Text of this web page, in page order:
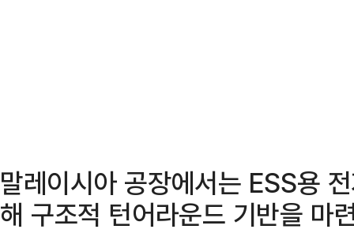
말레이시아 공장에서는 ESS용
해 구조적 턴어라운드 기반을 마